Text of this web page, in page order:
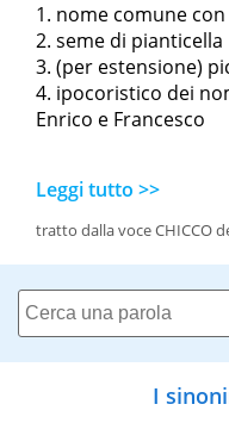
nome comune
seme di pianticella
(per estensione)
ipocoristico dei
Enrico e Francesco
Leggi tutto >>
tratto dalla voce CHICCO
I